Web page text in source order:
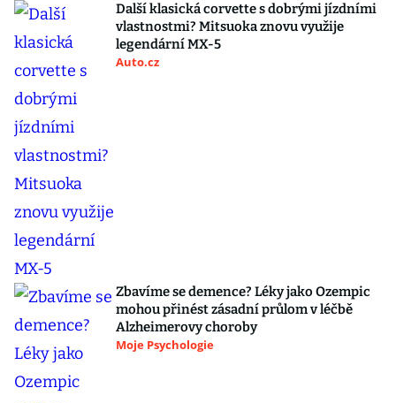
Další klasická corvette s dobrými jízdními
vlastnostmi? Mitsuoka znovu využije
legendární MX-5
Auto.cz
Zbavíme se demence? Léky jako Ozempic
mohou přinést zásadní průlom v léčbě
Alzheimerovy choroby
Moje Psychologie